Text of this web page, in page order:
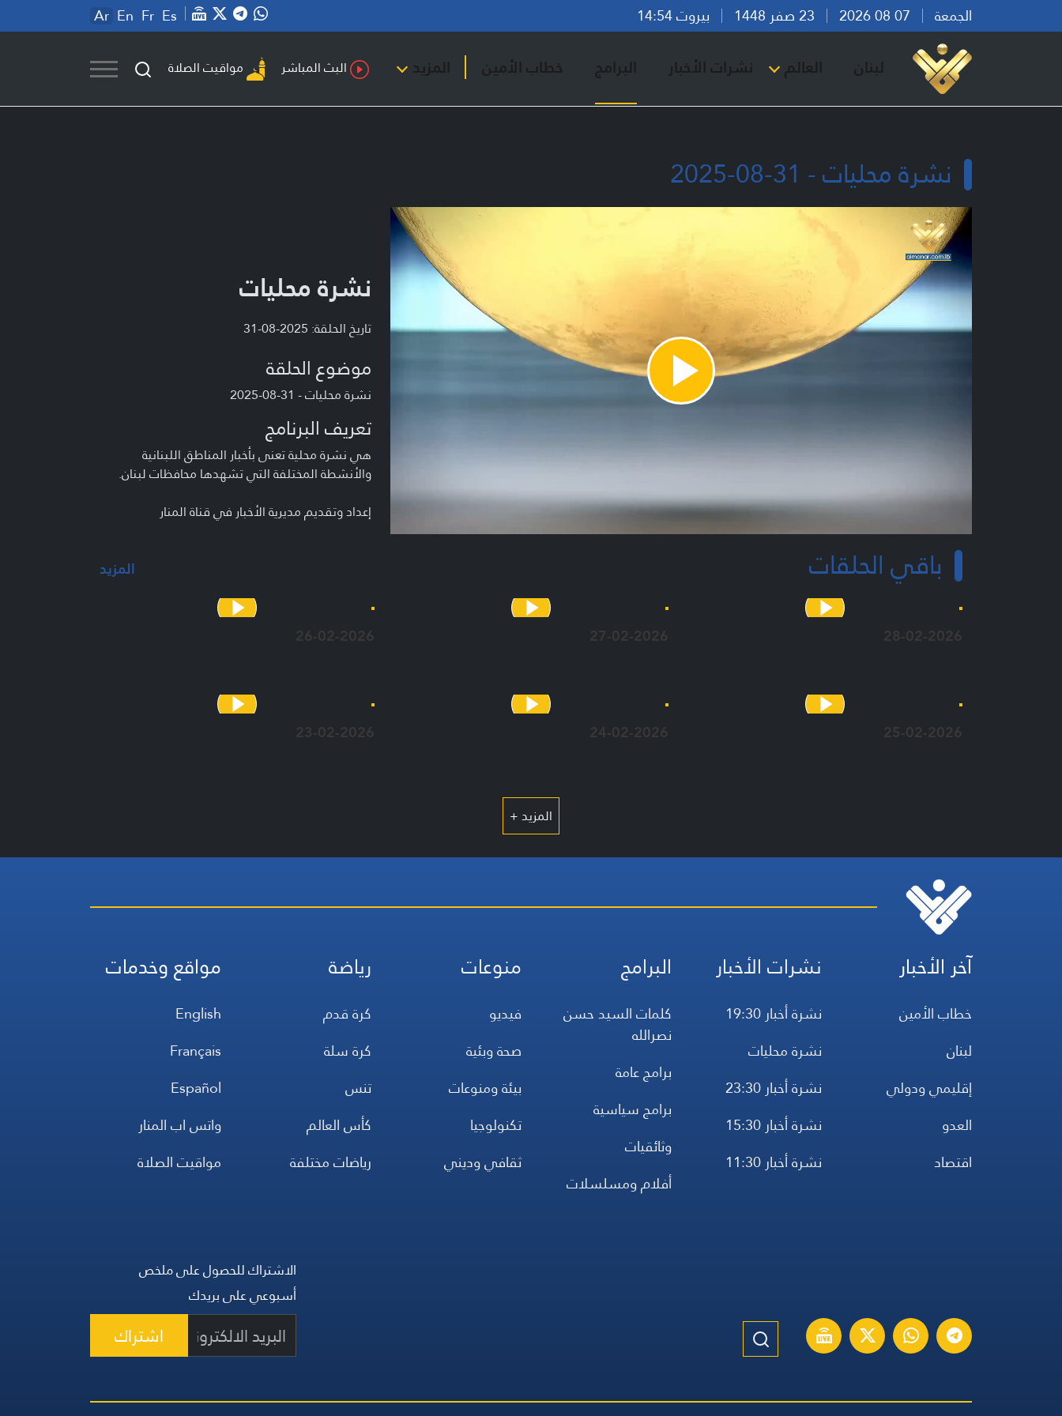
الجمعة بيروت 14:54 Ar En Fr Es
لبنان العالم نشرات الأخبار البرامج خطاب الأمين المزيد البث المباشر مواقيت الصلاة
نشرة محليات - 31-08-2025
Play
Video
نشرة محليات
تاريخ الحلقة: 2025-08-31
موضوع الحلقة
نشرة محليات - 31-08-2025
تعريف البرنامج
هي نشرة محلية تعنى بأخبار المناطق اللبنانية
والأنشطة المختلفة التي تشهدها محافظات لبنان.
إعداد وتقديم مديرية الأخبار في قناة المنار
باقي الحلقات المزيد
28-02-2026
27-02-2026
26-02-2026
25-02-2026
24-02-2026
23-02-2026
المزيد +
آخر الأخبار
خطاب الأمين
لبنان
إقليمي ودولي
العدو
اقتصاد
نشرات الأخبار
نشرة أخبار 19:30
نشرة محليات
نشرة أخبار 23:30
نشرة أخبار 15:30
نشرة أخبار 11:30
البرامج
كلمات السيد حسن
نصرالله
برامج عامة
برامج سياسية
وثائقيات
أفلام ومسلسلات
منوعات
فيديو
صحة وبئية
بيئة ومنوعات
تكنولوجيا
ثقافي وديني
رياضة
كرة قدم
كرة سلة
تنس
كأس العالم
رياضات مختلفة
مواقع وخدمات
English
Français
Español
واتس اب المنار
مواقيت الصلاة
الاشتراك للحصول على ملخص
أسبوعي على بريدك
اشتراك